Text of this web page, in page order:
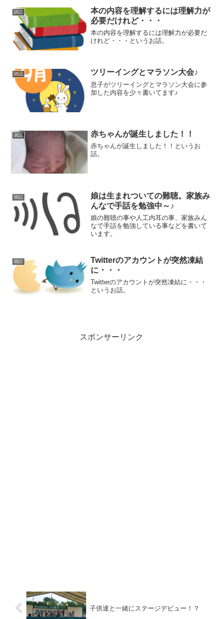
雑記
本の内容を理解するには理解力が
必要だけれど・・・
本の内容を理解するには理解力が必要だ
けれど・・・というお話。
雑記 ツリーイングとマラソン大会♪
息子がツリーイングとマラソン大会に参
加した内容を少々書いてます♪
雑記 赤ちゃんが誕生しました！！
赤ちゃんが誕生しました！！というお
話。
雑記
娘は生まれついての難聴。家族み
んなで手話を勉強中～♪
娘の難聴の事や人工内耳の事、家族みん
なで手話を勉強している事などを書いて
います。
雑記
Twitterのアカウントが突然凍結
に・・・
Twitterのアカウントが突然凍結に・・・
というお話。
スポンサーリンク
子供達と一緒にステージデビュー！？